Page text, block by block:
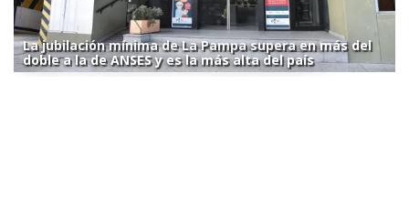
La jubilación mínima de La Pampa supera en más del
doble a la de ANSES y es la más alta del país